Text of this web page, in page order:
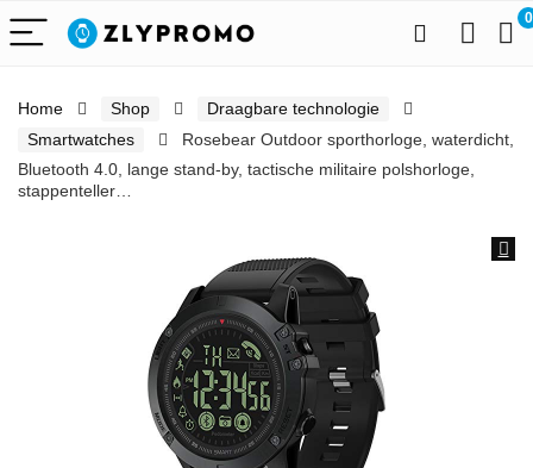
0
Home Shop
Draagbare technologie
Smartwatches
Rosebear Outdoor sporthorloge, waterdicht,
Bluetooth 4.0, lange stand-by, tactische militaire polshorloge,
stappenteller…